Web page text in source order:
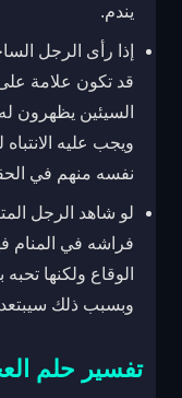
يندم.
إذا رأى الرجل
قد تكون علامة
السيئين يظهرون
ويجب عليه
نفسه منهم في
لو شاهد الرجل
فراشه في المنام
الوقاع ولكنها
وبسبب ذلك سيبتعد
تفسير حلم